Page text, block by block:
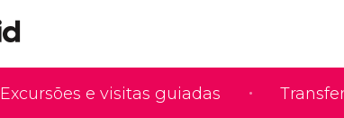
Excursões e visitas guiadas